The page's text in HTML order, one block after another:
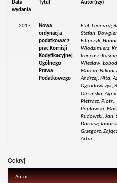
Data
wydania
Tytuł Autor(rzy)
2017
Nowa
ordynacja
podatkowa: z
prac Komisji
Kodyfikacyjnej
Ogólnego
Prawa
Podatkowego
Etel, Leonard;
Stefan;
Filipczyk,
Włodzimierz;
Ireneusz;
Wiesław;
Marcin;
Andrzej; Nita,
Ogrodowczyk,
Olesińska,
Pietrasz, Piotr;
Popławski,
Rudowski, Jan;
Dariusz;
Grzegorz;
Artur
Odkryj
Autor